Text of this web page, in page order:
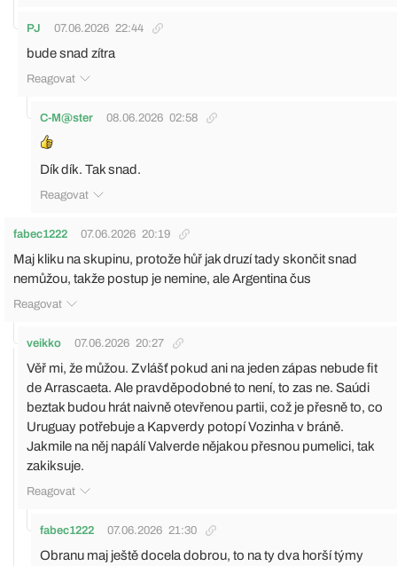
PJ 07.06.2026 22:44
bude snad zítra
Reagovat
C-M@ster 08.06.2026 02:58
Dík dík. Tak snad.
Reagovat
fabec1222 07.06.2026 20:19
Maj kliku na skupinu, protože hůř jak druzí tady skončit snad
nemůžou, takže postup je nemine, ale Argentina čus
Reagovat
veikko 07.06.2026 20:27
Věř mi, že můžou. Zvlášť pokud ani na jeden zápas nebude fit
de Arrascaeta. Ale pravděpodobné to není, to zas ne. Saúdi
beztak budou hrát naivně otevřenou partii, což je přesně to, co
Uruguay potřebuje a Kapverdy potopí Vozinha v bráně.
Jakmile na něj napálí Valverde nějakou přesnou pumelici, tak
zakiksuje.
Reagovat
fabec1222 07.06.2026 21:30
Obranu maj ještě docela dobrou, to na ty dva horší týmy